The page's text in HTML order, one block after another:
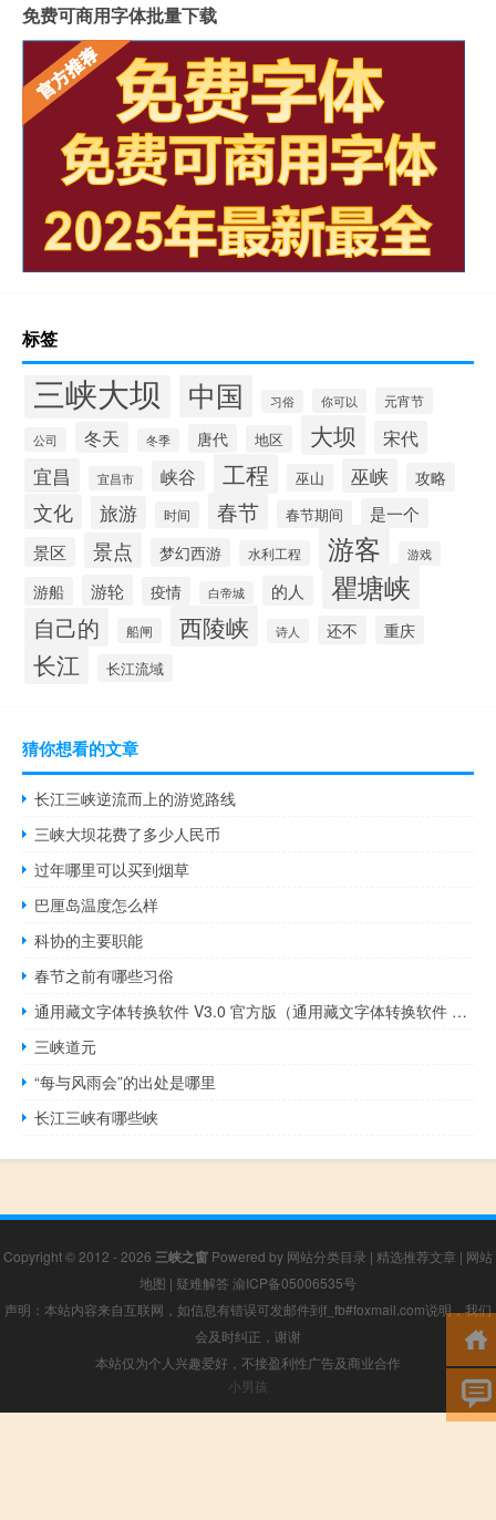
免费可商用字体批量下载
标签
三峡大坝 中国 习俗 你可以 元宵节
公司 冬天 冬季 唐代 地区 大坝 宋代
宜昌 宜昌市 峡谷 工程 巫山 巫峡 攻略
文化 旅游 时间 春节 春节期间
是一个
景区
景点 梦幻西游 水利工程 游客 游戏
游船 游轮 疫情 白帝城 的人 瞿塘峡
自己的 船闸 西陵峡 诗人 还不 重庆
长江 长江流域
猜你想看的文章
长江三峡逆流而上的游览路线
三峡大坝花费了多少人民币
过年哪里可以买到烟草
巴厘岛温度怎么样
科协的主要职能
春节之前有哪些习俗
通用藏文字体转换软件 V3.0 官方版（通用藏文字体转换软件 V3.0 官方版功能简介）
三峡道元
“每与风雨会”的出处是哪里
长江三峡有哪些峡
Copyright © 2012 - 2026 三峡之窗 Powered by 网站分类目录 | 精选推荐文章 | 网站
地图 | 疑难解答 渝ICP备05006535号
声明：本站内容来自互联网，如信息有错误可发邮件到f_fb#foxmail.com说明，我们
会及时纠正，谢谢
本站仅为个人兴趣爱好，不接盈利性广告及商业合作
小男孩